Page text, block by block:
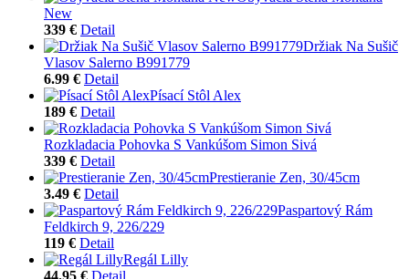
New
339 € Detail
Držiak Na Sušič
Vlasov Salerno B991779
6.99 € Detail
Písací Stôl Alex
189 € Detail
Rozkladacia Pohovka S Vankúšom Simon Sivá
339 € Detail
Prestieranie Zen, 30/45cm
3.49 € Detail
Paspartový Rám
Feldkirch 9, 226/229
119 € Detail
Regál Lilly
44.95 € Detail